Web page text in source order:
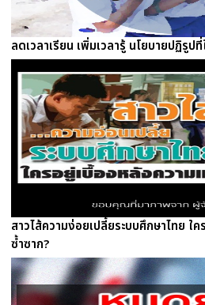
ลดเวลาเรียน เพิ่มเวลารู้ นโยบายปฏิรู
สาวไส้ความง่อยเปลี้ยระบบศึกษาไทย ใ
ซ้ำซาก?